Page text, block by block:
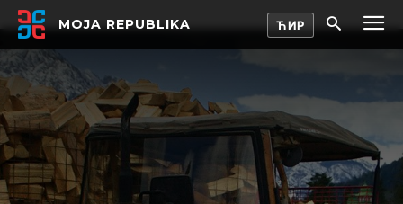
MOJA REPUBLIKA